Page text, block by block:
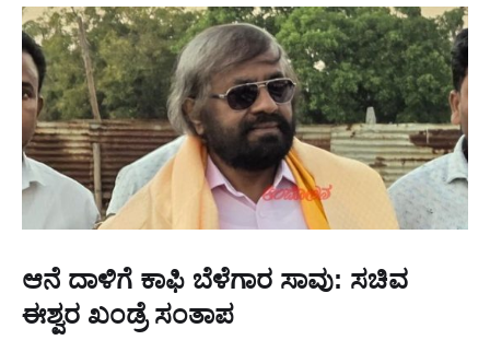
ಆನೆ ದಾಳಿಗೆ ಕಾಫಿ ಬೆಳೆಗಾರ ಸಾವು: ಸಚಿವ
ಈಶ್ವರ ಖಂಡ್ರೆ ಸಂತಾಪ